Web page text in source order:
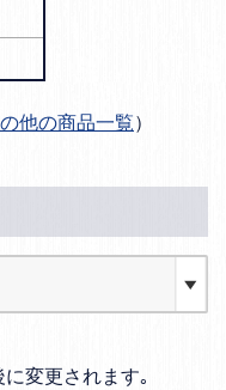
他の商品一覧）
変更されます｡